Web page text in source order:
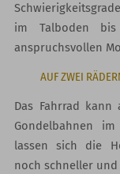
im Talboden
anspruchsvollen
AUF ZWEI
Das Fahrrad
Gondelbahnen
lassen sich die
noch schneller